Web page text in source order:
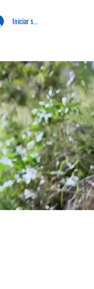
Iniciar sesión